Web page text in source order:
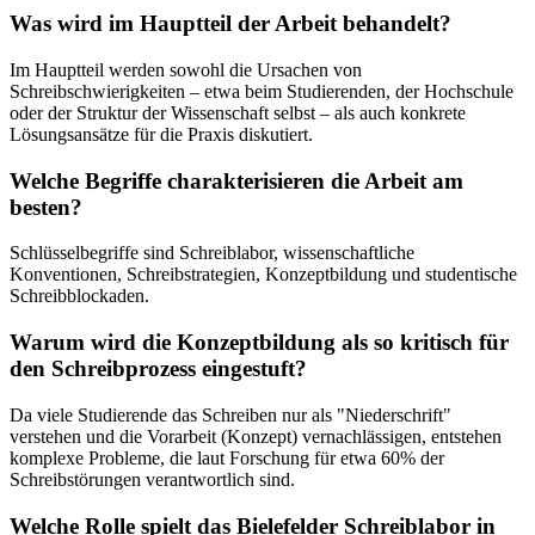
Was wird im Hauptteil der Arbeit behandelt?
Im Hauptteil werden sowohl die Ursachen von
Schreibschwierigkeiten – etwa beim Studierenden, der Hochschule
oder der Struktur der Wissenschaft selbst – als auch konkrete
Lösungsansätze für die Praxis diskutiert.
Welche Begriffe charakterisieren die Arbeit am
besten?
Schlüsselbegriffe sind Schreiblabor, wissenschaftliche
Konventionen, Schreibstrategien, Konzeptbildung und studentische
Schreibblockaden.
Warum wird die Konzeptbildung als so kritisch für
den Schreibprozess eingestuft?
Da viele Studierende das Schreiben nur als "Niederschrift"
verstehen und die Vorarbeit (Konzept) vernachlässigen, entstehen
komplexe Probleme, die laut Forschung für etwa 60% der
Schreibstörungen verantwortlich sind.
Welche Rolle spielt das Bielefelder Schreiblabor in